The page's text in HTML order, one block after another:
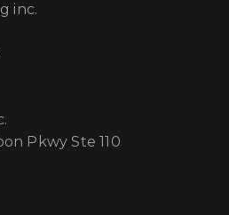
inc.
Pkwy Ste 110